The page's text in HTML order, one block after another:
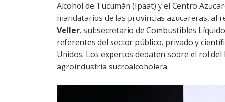
Alcohol de Tucumán (Ipaat) y el Centro
mandatarios de las provincias azucareras, al
Veller, subsecretario de Combustibles
referentes del sector público, privado y
Unidos. Los expertos debaten sobre el rol
agroindustria sucroalcoholera.